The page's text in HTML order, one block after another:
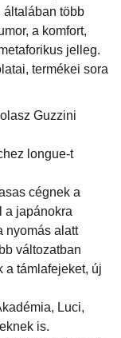
általában több
a komfort,
jelleg.
termékei sora
Guzzini
longue-t
cégnek a
a japánokra
nyomás alatt
változatban
a támlafejeket, új
Luci,
is.